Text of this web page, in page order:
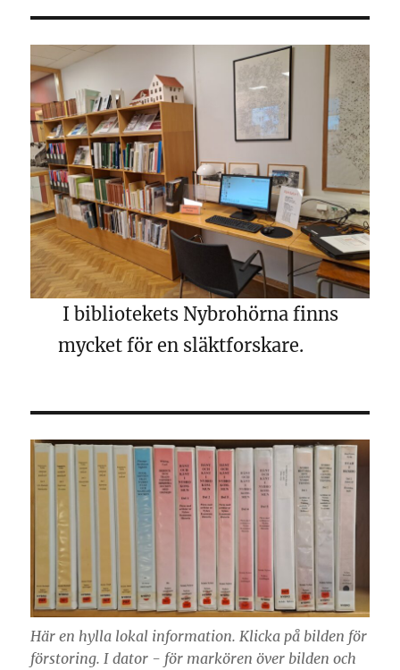
I bibliotekets Nybrohörna finns
mycket för en släktforskare.
Här en hylla lokal information. Klicka på bilden för
förstoring. I dator - för markören över bilden och